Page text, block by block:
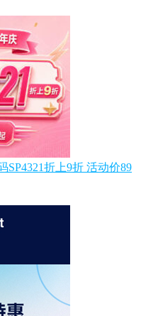
SP4321折上9折 活动价89